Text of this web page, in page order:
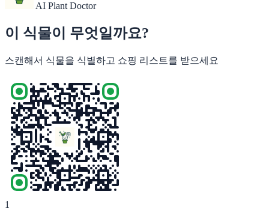
AI Plant Doctor
이 식물이 무엇일까요?
스캔해서 식물을 식별하고 쇼핑 리스트를 받으세요
1